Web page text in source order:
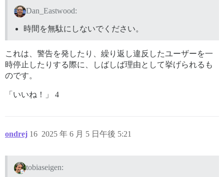
Dan_Eastwood:
時間を無駄にしないでください。
これは、警告を発したり、繰り返し違反したユーザーを一
時停止したりする際に、しばしば理由として挙げられるも
のです。
「いいね！」 4
ondrej 2025 年 6 月 5 日午後 5:21
16
tobiaseigen: